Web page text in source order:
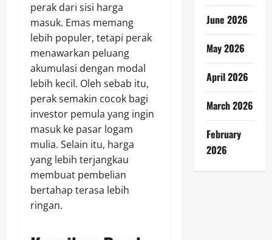
perak dari sisi harga
masuk. Emas memang
lebih populer, tetapi perak
menawarkan peluang
akumulasi dengan modal
lebih kecil. Oleh sebab itu,
perak semakin cocok bagi
investor pemula yang ingin
masuk ke pasar logam
mulia. Selain itu, harga
yang lebih terjangkau
membuat pembelian
bertahap terasa lebih
ringan.
June 2026
May 2026
April 2026
March 2026
February
2026